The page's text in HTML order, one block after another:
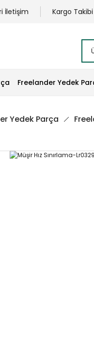
İletişim Kargo Takibi
Freelander Yedek
Yedek Parça